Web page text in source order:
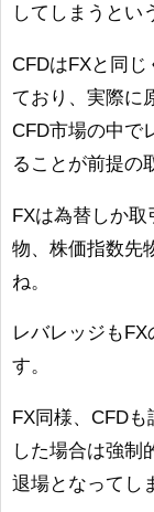
してしまうとい
CFDはFXと同
ており、実際に
CFD市場の中で
ることが前提の
FXは為替しか
物、株価指数先
ね。
レバレッジも
す。
FX同様、CFD
した場合は強制
退場となってし